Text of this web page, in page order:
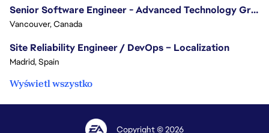
Senior Software Engineer - Advanced Technology Group
Vancouver, Canada
Site Reliability Engineer / DevOps – Localization
Madrid, Spain
Wyświetl wszystko
Copyright © 2026